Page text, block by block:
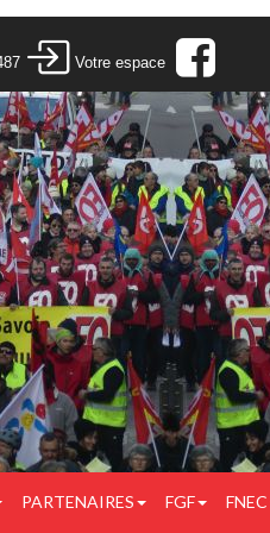
Votre espace
PARTENAIRES FGF FNEC